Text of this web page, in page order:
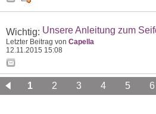
Wichtig: Unsere Anleitung zum
Letzter Beitrag von Capella
12.11.2015 15:08
1 2 3 4 5 6